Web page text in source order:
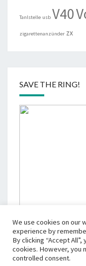
Tanlstelle usb V40
zigarettenanzünder zx
SAVE THE RING!
We use cookies on our
experience by
By clicking “Accept
cookies. However, you
controlled consent.